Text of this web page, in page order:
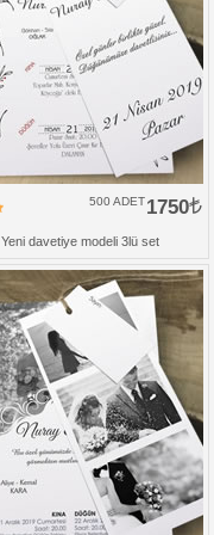
1750
500 ADET
Yeni davetiye modeli 3lü set